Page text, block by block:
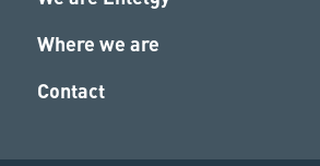
Where we are
Contact